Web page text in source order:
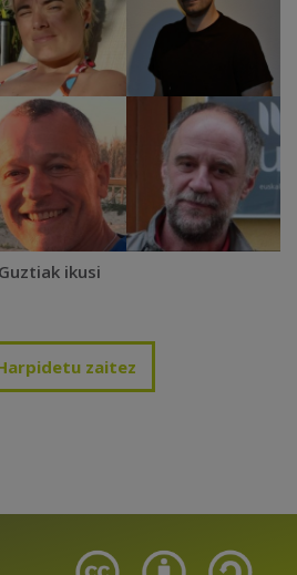
Guztiak ikusi
zaitez